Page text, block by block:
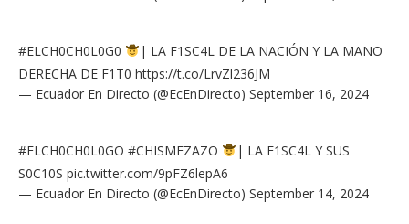
#ELCH0CH0L0G0
| LA F1SC4L DE LA NACIÓN Y LA MANO
DERECHA DE F1T0 https://t.co/LrvZl236JM
— Ecuador En Directo (@EcEnDirecto) September 16, 2024
#ELCH0CH0L0GO #CHISMEZAZO
| LA F1SC4L Y SUS
S0C10S pic.twitter.com/9pFZ6lepA6
— Ecuador En Directo (@EcEnDirecto) September 14, 2024